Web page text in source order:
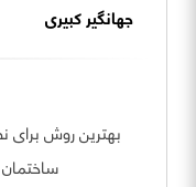
جهانگیر کبیری
بهترین روش